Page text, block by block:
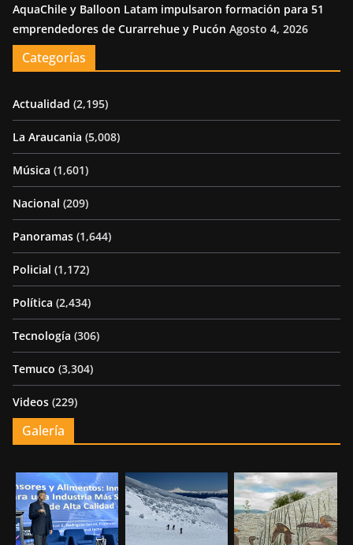
AquaChile y Balloon Latam impulsaron formación para 51
emprendedores de Curarrehue y Pucón Agosto 4, 2026
Categorías
Actualidad (2,195)
La Araucania (5,008)
Música (1,601)
Nacional (209)
Panoramas (1,644)
Policial (1,172)
Política (2,434)
Tecnología (306)
Temuco (3,304)
Videos (229)
Galería